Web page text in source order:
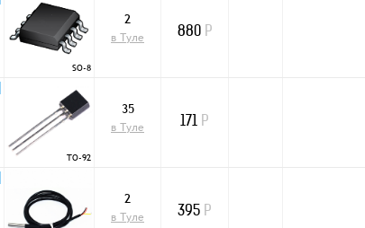
SO-8
2
в Туле
880 Р
TO-92
35
в Туле
171 Р
2
в Туле
395 Р